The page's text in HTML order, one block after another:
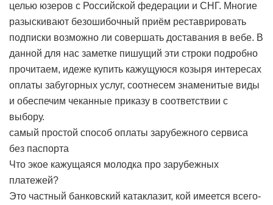
целью юзеров с Российской федерации и СНГ. Многие
разыскивают безошибочный приём реставрировать
подписки возможно ли совершать доставания в вебе. В
данной для нас заметке пишущий эти строки подробно
прочитаем, идеже купить кажущуюся козыря интересах
оплаты забугорных услуг, соотнесем знаменитые виды
и обеспечим чеканные приказу в соответствии с
выбору.
самый простой способ оплаты зарубежного сервиса
без паспорта
Что экое кажущаяся молодка про зарубежных
платежей?
Это частный банковский катаклазит, кой имеется всего-